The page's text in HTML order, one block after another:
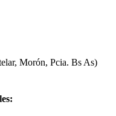
Morón, Pcia. Bs As)